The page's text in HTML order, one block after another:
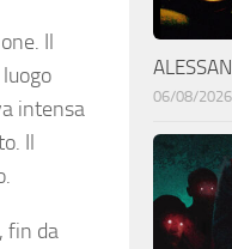
Il
intensa
Il
fin da
06/08/2026